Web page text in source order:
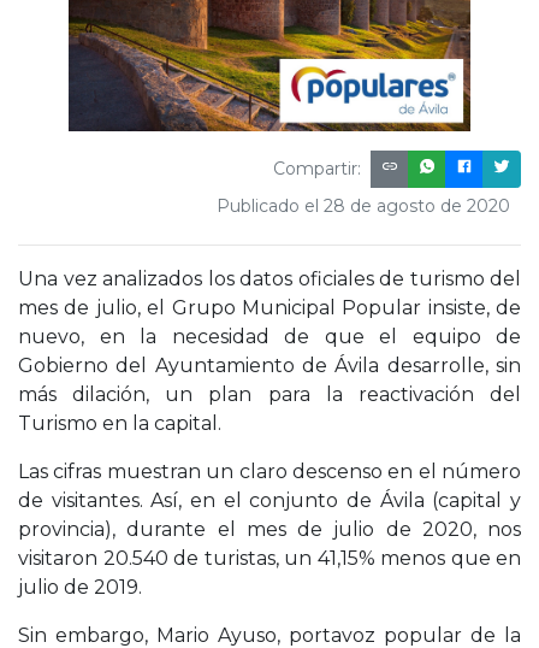
Compartir:
Publicado el 28 de agosto de 2020
Una vez analizados los datos oficiales de turismo del
mes de julio, el Grupo Municipal Popular insiste, de
nuevo, en la necesidad de que el equipo de
Gobierno del Ayuntamiento de Ávila desarrolle, sin
más dilación, un plan para la reactivación del
Turismo en la capital.
Las cifras muestran un claro descenso en el número
de visitantes. Así, en el conjunto de Ávila (capital y
provincia), durante el mes de julio de 2020, nos
visitaron 20.540 de turistas, un 41,15% menos que en
julio de 2019.
Sin embargo, Mario Ayuso, portavoz popular de la